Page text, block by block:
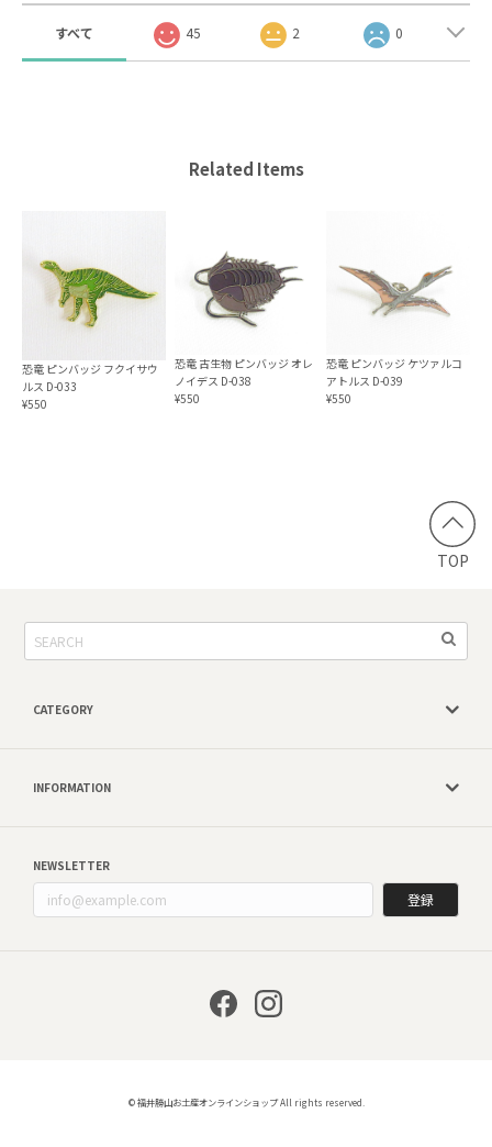
すべて 45 2 0
Related Items
恐竜 ピンバッジ フクイサウ
ルス D-033
¥550
恐竜 古生物 ピンバッジ オレ
ノイデス D-038
¥550
恐竜 ピンバッジ ケツァルコ
アトルス D-039
¥550
TOP
CATEGORY
INFORMATION
NEWSLETTER
登録
© 福井勝山お土産オンラインショップ All rights reserved.